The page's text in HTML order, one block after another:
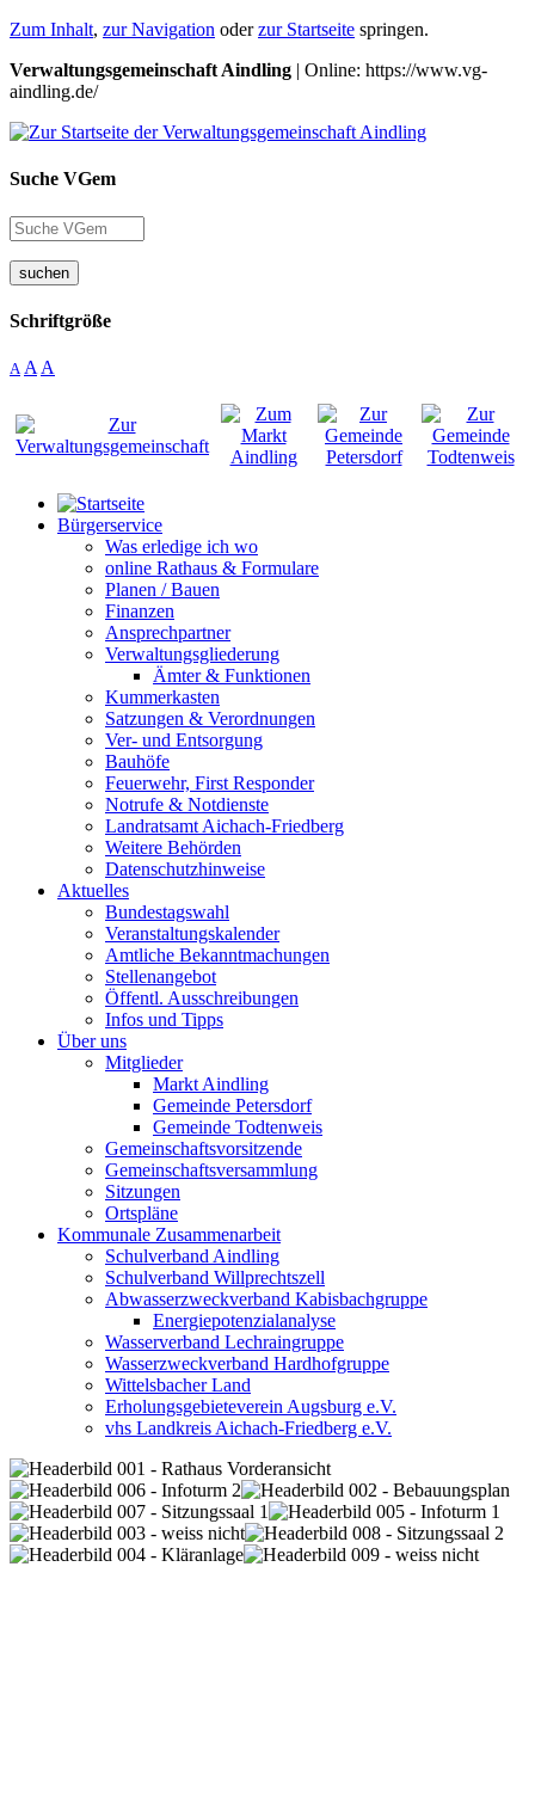
Zum Inhalt, zur Navigation oderzur Startseite springen.
Verwaltungsgemeinschaft Aindling | Online: https://www.vg-
aindling.de/
Suche VGem
suchen
Schriftgröße
A A A
Bürgerservice
Was erledige ich wo
online Rathaus & Formulare
Planen / Bauen
Finanzen
Ansprechpartner
Verwaltungsgliederung
Ämter & Funktionen
Kummerkasten
Satzungen & Verordnungen
Ver- und Entsorgung
Bauhöfe
Feuerwehr, First Responder
Notrufe & Notdienste
Landratsamt Aichach-Friedberg
Weitere Behörden
Datenschutzhinweise
Aktuelles
Bundestagswahl
Veranstaltungskalender
Amtliche Bekanntmachungen
Stellenangebot
Öffentl. Ausschreibungen
Infos und Tipps
Über uns
Mitglieder
Markt Aindling
Gemeinde Petersdorf
Gemeinde Todtenweis
Gemeinschaftsvorsitzende
Gemeinschaftsversammlung
Sitzungen
Ortspläne
Kommunale Zusammenarbeit
Schulverband Aindling
Schulverband Willprechtszell
Abwasserzweckverband Kabisbachgruppe
Energiepotenzialanalyse
Wasserverband Lechraingruppe
Wasserzweckverband Hardhofgruppe
Wittelsbacher Land
Erholungsgebieteverein Augsburg e.V.
vhs Landkreis Aichach-Friedberg e.V.